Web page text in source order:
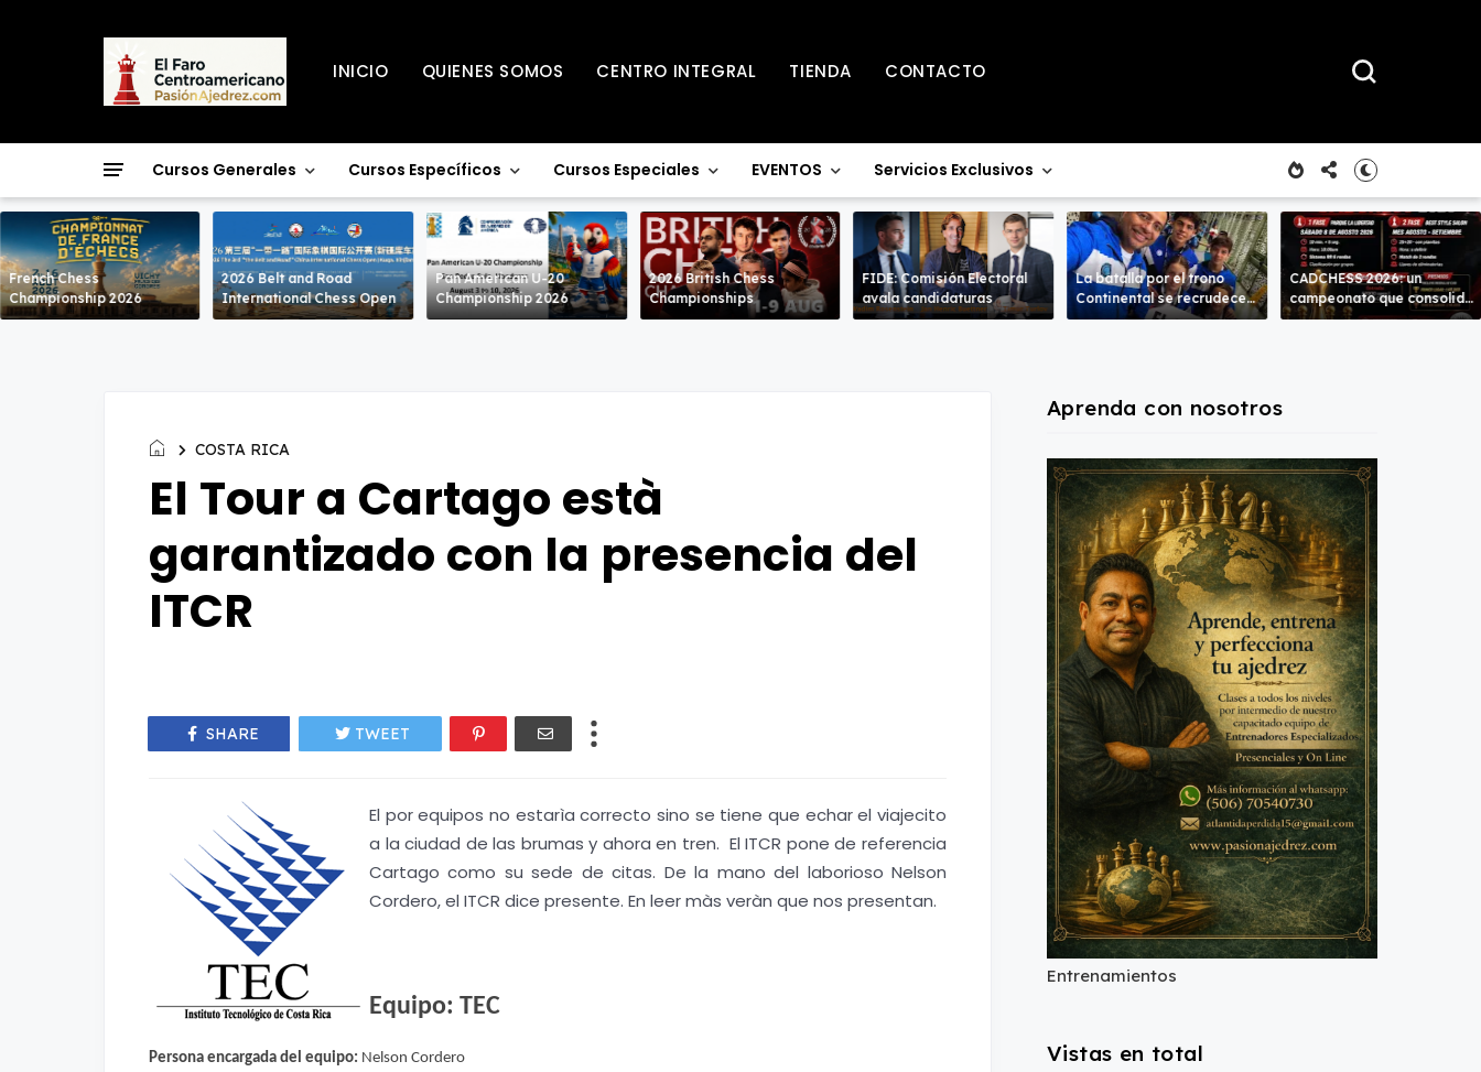
INICIO QUIENES SOMOS CENTRO INTEGRAL TIENDA CONTACTO
Cursos Generales Cursos Específicos Cursos Especiales EVENTOS Servicios Exclusivos
French Chess
Championship 2026
2026 Belt and Road
International Chess Open
Pan American U-20
Championship 2026
2026 British Chess
Championships
FIDE: Comisión Electoral
avala candidaturas
La batalla por el trono
Continental se recrudece
en la Sub-18 en ambas
CADCHESS 2026: un
campeonato que consolida
una nueva tradición en el
COSTA RICA
El Tour a Cartago està
garantizado con la presencia del
ITCR
SHARE TWEET
El por equipos no estarìa correcto sino se tiene que echar el viajecito
a la ciudad de las brumas y ahora en tren. El ITCR pone de referencia
Cartago como su sede de citas. De la mano del laborioso Nelson
Cordero, el ITCR dice presente. En leer màs veràn que nos presentan.
Equipo: TEC
Persona encargada del equipo: Nelson Cordero
Aprenda con nosotros
Entrenamientos
Vistas en total